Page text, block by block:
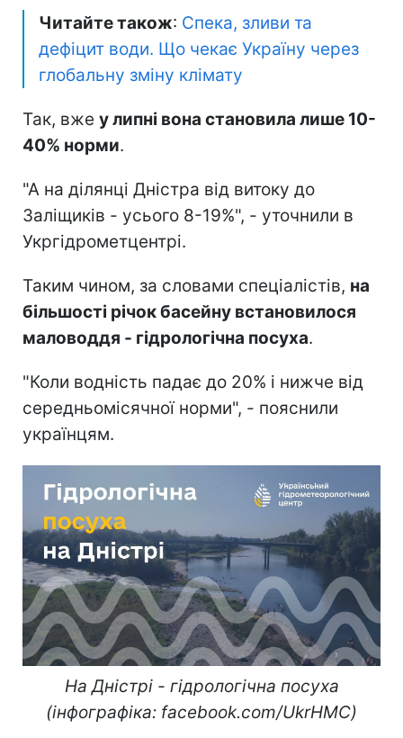
Читайте також: Спека, зливи та
дефіцит води. Що чекає Україну через
глобальну зміну клімату
Так, вже у липні вона становила лише 10-
40% норми.
"А на ділянці Дністра від витоку до
Заліщиків - усього 8-19%", - уточнили в
Укргідрометцентрі.
Таким чином, за словами спеціалістів, на
більшості річок басейну встановилося
маловоддя - гідрологічна посуха.
"Коли водність падає до 20% і нижче від
середньомісячної норми", - пояснили
українцям.
На Дністрі - гідрологічна посуха
(інфографіка: facebook.com/UkrHMC)